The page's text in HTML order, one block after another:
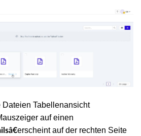
Tabellenansicht
auf einen
erscheint auf der rechten Seite